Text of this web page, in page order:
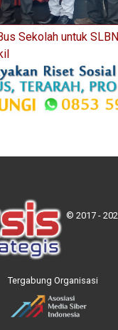
Sekolah untuk
© 2017 -
Tergabung Organisasi